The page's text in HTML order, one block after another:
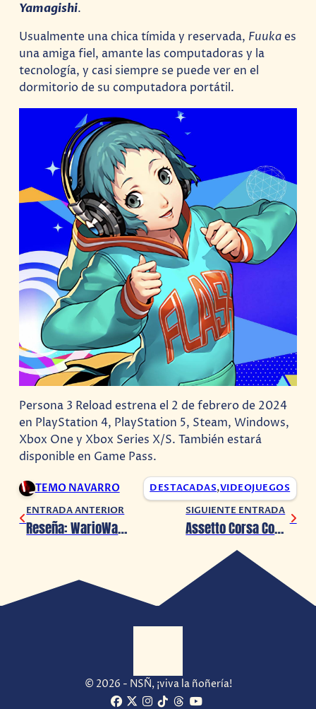
Yamagishi.
Usualmente una chica tímida y reservada, Fuukaes
una amiga fiel, amante las computadoras y la
tecnología, y casi siempre se puede ver en el
dormitorio de su computadora portátil.
Persona 3 Reload estrena el 2 de febrero de 2024
en PlayStation 4, PlayStation 5, Steam, Windows,
Xbox One y Xbox Series X/S. También estará
disponible en Game Pass.
TEMO NAVARRO DESTACADAS,VIDEOJUEGOS
ENTRADA ANTERIOR
Reseña: WarioWare: Move It! (Nintendo Switch)
SIGUIENTE ENTRADA
Assetto Corsa Competizione recibe el Pack 24hrs de Nürburgring
© 2026 - NSÑ, ¡viva la ñoñería!